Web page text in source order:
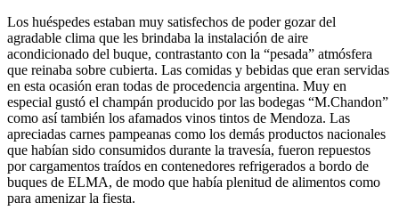
Los huéspedes estaban muy satisfechos de poder gozar del
agradable clima que les brindaba la instalación de aire
acondicionado del buque, contrastanto con la
pesada
atmósfera
que reinaba sobre cubierta. Las comidas y bebidas que eran servidas
en esta ocasión eran todas de procedencia argentina. Muy en
especial gustó el champán producido por las bodegas
M.Chandon
como así también los afamados vinos tintos de Mendoza. Las
apreciadas carnes pampeanas como los demás productos nacionales
que habían sido consumidos durante la travesía, fueron repuestos
por cargamentos traídos en contenedores refrigerados a bordo de
buques de ELMA, de modo que había plenitud de alimentos como
para amenizar la fiesta.